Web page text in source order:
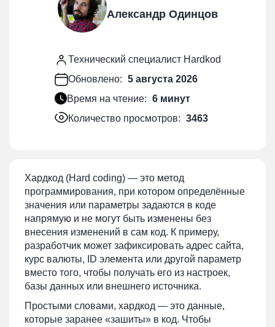
Александр Одинцов
Технический специалист Hardkod
Обновлено: 5 августа 2026
Время на чтение: 6 минут
Количество просмотров: 3463
Хардкод (Hard coding) — это метод
программирования, при котором определённые
значения или параметры задаются в коде
напрямую и не могут быть изменены без
внесения изменений в сам код. К примеру,
разработчик может зафиксировать адрес сайта,
курс валюты, ID элемента или другой параметр
вместо того, чтобы получать его из настроек,
базы данных или внешнего источника.
Простыми словами, хардкод — это данные,
которые заранее «зашиты» в код. Чтобы